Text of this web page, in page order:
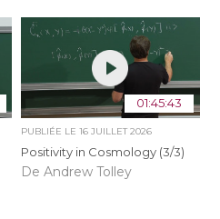
01:45:43
PUBLIÉE LE 16 JUILLET 2026
Positivity in Cosmology (3/3)
De Andrew Tolley